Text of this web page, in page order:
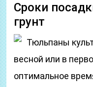
Сроки
грунт
Тюльпаны
весной или в
оптимальное